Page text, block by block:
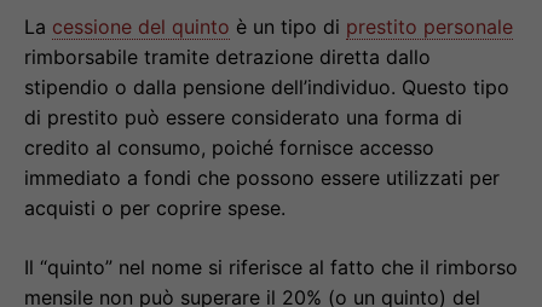
La cessione del quinto è un tipo di prestito personale
rimborsabile tramite detrazione diretta dallo
stipendio o dalla pensione dell’individuo. Questo tipo
di prestito può essere considerato una forma di
credito al consumo, poiché fornisce accesso
immediato a fondi che possono essere utilizzati per
acquisti o per coprire spese.
Il “quinto” nel nome si riferisce al fatto che il rimborso
mensile non può superare il 20% (o un quinto) del